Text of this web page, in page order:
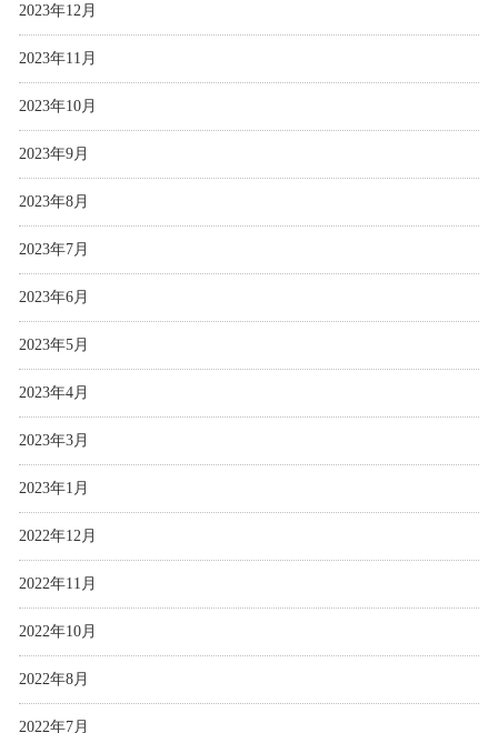
2023年12月
2023年11月
2023年10月
2023年9月
2023年8月
2023年7月
2023年6月
2023年5月
2023年4月
2023年3月
2023年1月
2022年12月
2022年11月
2022年10月
2022年8月
2022年7月